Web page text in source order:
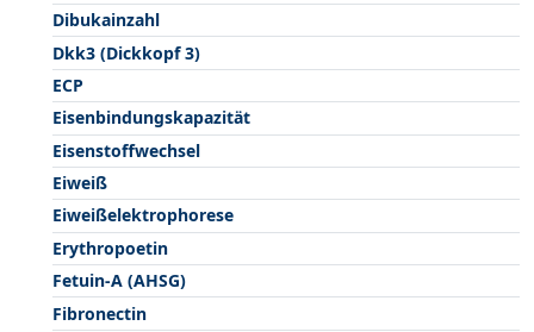
Dibukainzahl
Dkk3 (Dickkopf 3)
ECP
Eisenbindungskapazität
Eisenstoffwechsel
Eiweiß
Eiweißelektrophorese
Erythropoetin
Fetuin-A (AHSG)
Fibronectin